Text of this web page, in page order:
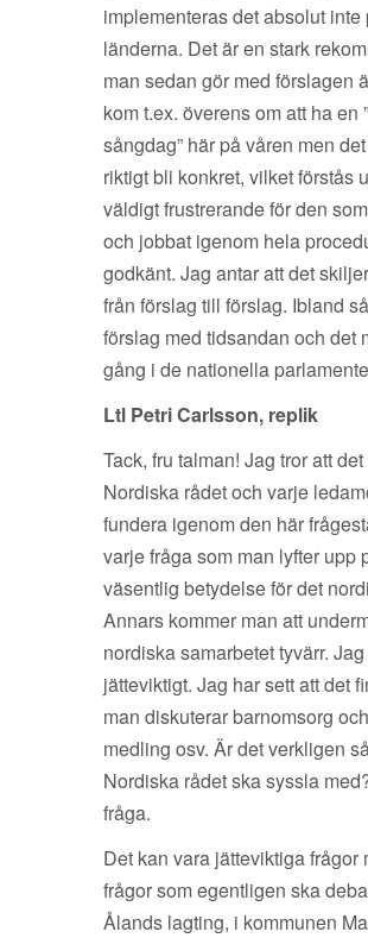
implementeras det absolut inte
länderna. Det är en stark
man sedan gör med förslagen
kom t.ex. överens om att ha en
sångdag” här på våren men
riktigt bli konkret, vilket förstås
väldigt frustrerande för den
och jobbat igenom hela
godkänt. Jag antar att det
från förslag till förslag. Ibland
förslag med tidsandan och det
gång i de nationella
Ltl Petri Carlsson, replik
Tack, fru talman! Jag tror att
Nordiska rådet och varje
fundera igenom den här
varje fråga som man lyfter upp
väsentlig betydelse för det
Annars kommer man att
nordiska samarbetet tyvärr.
jätteviktigt. Jag har sett att det
man diskuterar barnomsorg
medling osv. Är det verkligen
Nordiska rådet ska syssla
fråga.
Det kan vara jätteviktiga frågor
frågor som egentligen ska
Ålands lagting, i kommunen